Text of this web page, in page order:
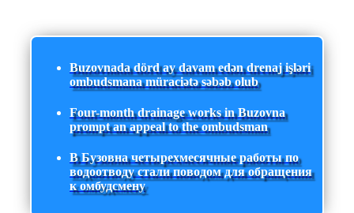
Buzovnada dörd ay davam edən drenaj işləri
ombudsmana müraciətə səbəb olub
Four-month drainage works in Buzovna
prompt an appeal to the ombudsman
В Бузовна четырехмесячные работы по
водоотводу стали поводом для обращения
к омбудсмену